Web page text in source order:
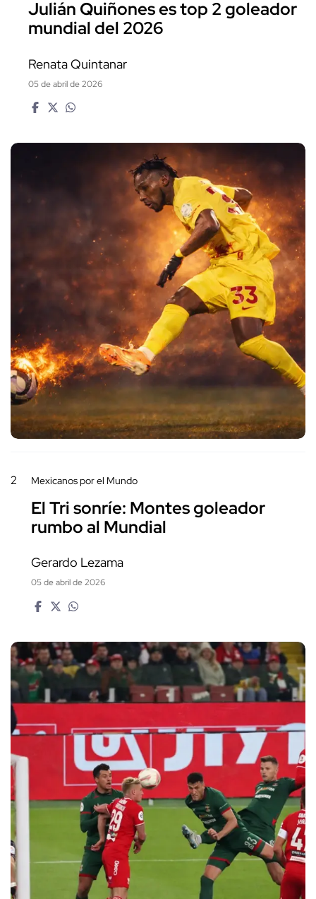
Julián Quiñones es top 2 goleador
mundial del 2026
Renata Quintanar
05 de abril de 2026
2 Mexicanos por el Mundo
El Tri sonríe: Montes goleador
rumbo al Mundial
Gerardo Lezama
05 de abril de 2026